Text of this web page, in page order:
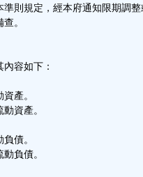
準則規定，經本府通知限期調
。
容如下：
產。
資產。
債。
負債。